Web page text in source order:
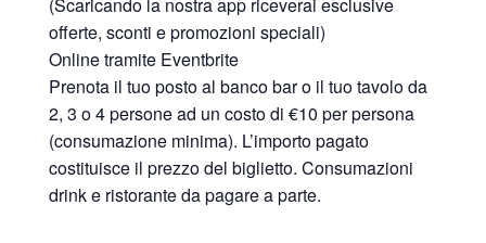
(Scaricando la nostra app riceverai esclusive
offerte, sconti e promozioni speciali)
Online tramite Eventbrite
Prenota il tuo posto al banco bar o il tuo tavolo da
2, 3 o 4 persone ad un costo di €10 per persona
(consumazione minima). L’importo pagato
costituisce il prezzo del biglietto. Consumazioni
drink e ristorante da pagare a parte.